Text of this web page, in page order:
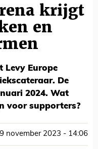
krijgt
en
Levy Europe
De
2024. Wat
voor supporters?
november 2023 - 14:06